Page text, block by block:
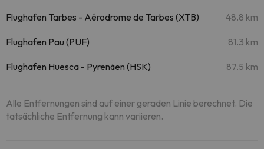
Flughafen Tarbes - Aérodrome de Tarbes (XTB) 48.8 km
Flughafen Pau (PUF) 81.3 km
Flughafen Huesca - Pyrenäen (HSK) 87.5 km
Alle Entfernungen sind auf einer geraden Linie berechnet. Die
tatsächliche Entfernung kann variieren.